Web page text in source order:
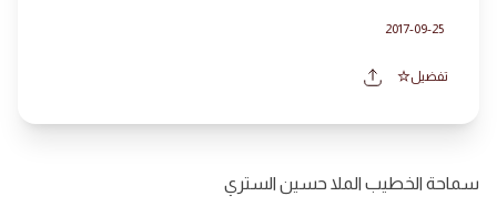
2017-09-25
تفضيل
سماحة الخطيب الملا حسين الستري